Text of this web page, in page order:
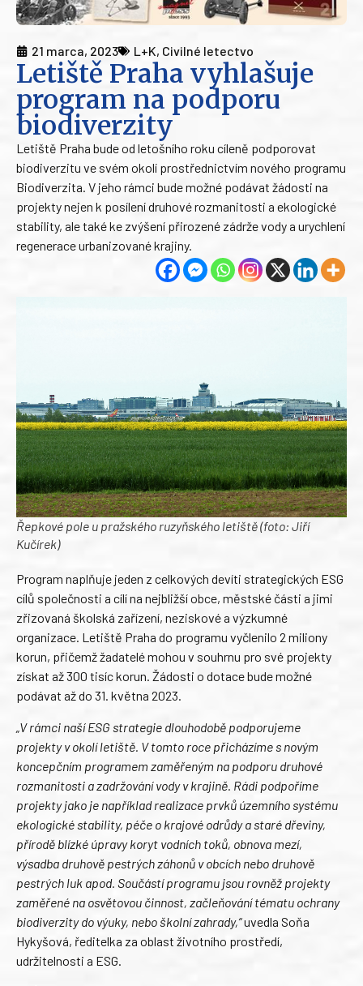
21 marca, 2023 L+K, Civilné letectvo
Letiště Praha vyhlašuje
program na podporu
biodiverzity
Letiště Praha bude od letošního roku cíleně podporovat
biodiverzitu ve svém okolí prostřednictvím nového programu
Biodiverzita. V jeho rámci bude možné podávat žádosti na
projekty nejen k posílení druhové rozmanitosti a ekologické
stability, ale také ke zvýšení přirozené zádrže vody a urychlení
regenerace urbanizované krajiny.
Řepkové pole u pražského ruzyňského letiště (foto: Jiří
Kučírek)
Program naplňuje jeden z celkových devíti strategických ESG
cílů společnosti a cílí na nejbližší obce, městské části a jimi
zřizovaná školská zařízení, neziskové a výzkumné
organizace. Letiště Praha do programu vyčlenilo 2 miliony
korun, přičemž žadatelé mohou v souhrnu pro své projekty
získat až 300 tisíc korun. Žádosti o dotace bude možné
podávat až do 31. května 2023.
„V rámci naší ESG strategie dlouhodobě podporujeme
projekty v okolí letiště. V tomto roce přicházíme s novým
koncepčním programem zaměřeným na podporu druhové
rozmanitosti a zadržování vody v krajině. Rádi podpoříme
projekty jako je například realizace prvků územního systému
ekologické stability, péče o krajové odrůdy a staré dřeviny,
přírodě blízké úpravy koryt vodních toků, obnova mezí,
výsadba druhově pestrých záhonů v obcích nebo druhově
pestrých luk apod. Součástí programu jsou rovněž projekty
zaměřené na osvětovou činnost, začleňování tématu ochrany
biodiverzity do výuky, nebo školní zahrady,“uvedla Soňa
Hykyšová, ředitelka za oblast životního prostředí,
udržitelnosti a ESG.